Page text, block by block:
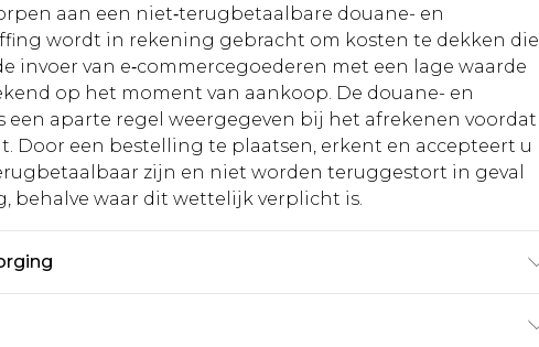
aan een niet‑terugbetaalbare douane- en
wordt in rekening gebracht om kosten te dekken die
invoer van e‑commercegoederen met een lage waarde
op het moment van aankoop. De douane- en
een aparte regel weergegeven bij het afrekenen voordat
Door een bestelling te plaatsen, erkent en accepteert u
zijn en niet worden teruggestort in geval
behalve waar dit wettelijk verplicht is.